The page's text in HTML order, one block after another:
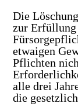
Die
zur Erfüllung
etwaigen
Pflichten
alle drei
die